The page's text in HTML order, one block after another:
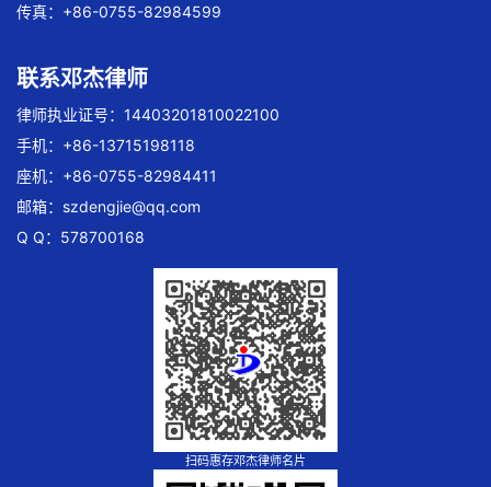
传真：+86-0755-82984599
联系邓杰律师
律师执业证号：14403201810022100
手机：+86-13715198118
座机：+86-0755-82984411
邮箱： szdengjie@qq.com
Q Q：578700168
扫码惠存邓杰律师名片